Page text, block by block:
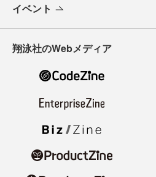
イベント
翔泳社のWebメディア